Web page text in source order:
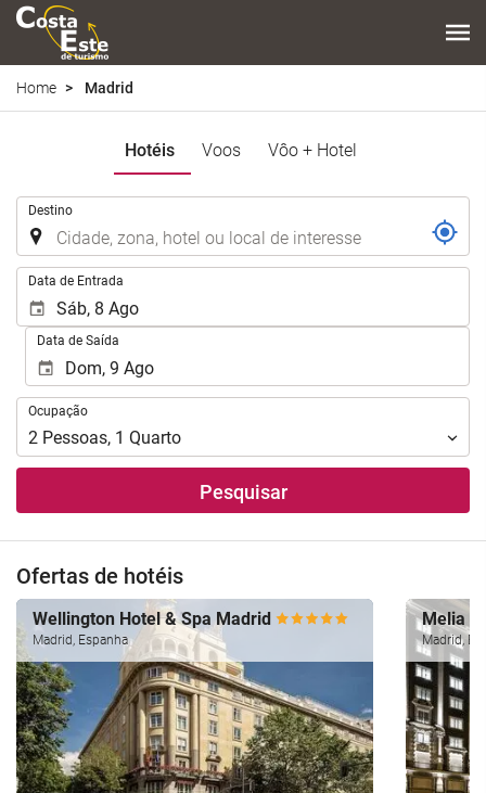
Home Madrid
Hotéis Voos Vôo + Hotel
Destino
Data de Entrada
Data de Saída
Ocupação
Ocupação
2 Pessoas, 1 Quarto
Pesquisar
Ofertas de hotéis
Wellington Hotel & Spa Madrid
Madrid, Espanha
Melia
Madrid,